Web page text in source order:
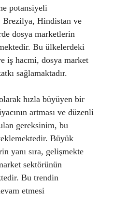
potansiyeli
Brezilya, Hindistan ve
dosya marketlerin
Bu ülkelerdeki
iş hacmi, dosya market
sağlamaktadır.
hızla büyüyen bir
artması ve düzenli
gereksinim, bu
Büyük
yanı sıra, gelişmekte
sektörünün
Bu trendin
etmesi